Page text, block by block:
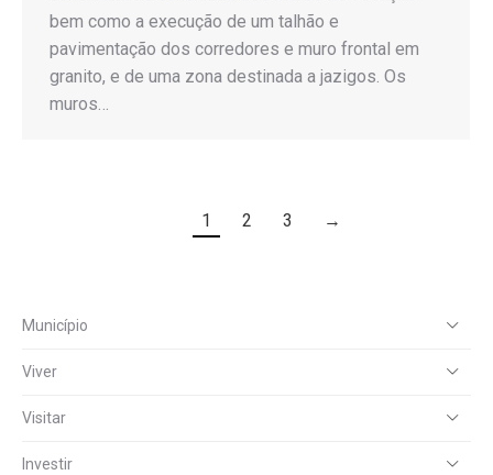
bem como a execução de um talhão e
pavimentação dos corredores e muro frontal em
granito, e de uma zona destinada a jazigos. Os
muros…
1 2 3 →
Município
Viver
Visitar
Investir